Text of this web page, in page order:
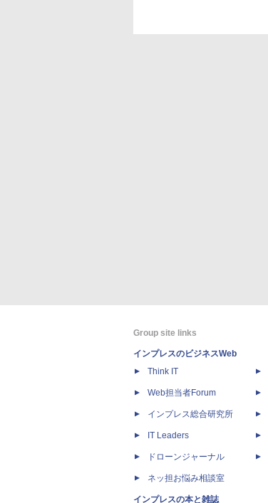
Group site links
インプレスのビジネスWeb
Think IT
Web担当者Forum
インプレス総合研究所
IT Leaders
ドローンジャーナル
ネッ担お悩み相談室
インプレスの本と雑誌